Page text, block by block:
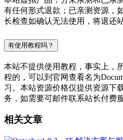
有任何形式退款；已亲测资源，
长检查如确认无法使用，将退还
有使用教程吗？
本站不提供使用教程，事实上，
程的，可以到官网查看名为
习。本站资源价格仅提供资源下
务，如需要可邮件联系站长付费服
相关文章